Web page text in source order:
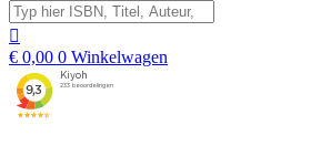
€ 0,00 0 Winkelwagen